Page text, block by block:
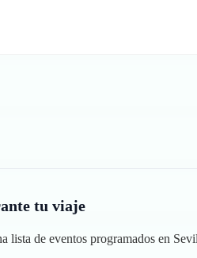
tu viaje
lista de eventos programados en